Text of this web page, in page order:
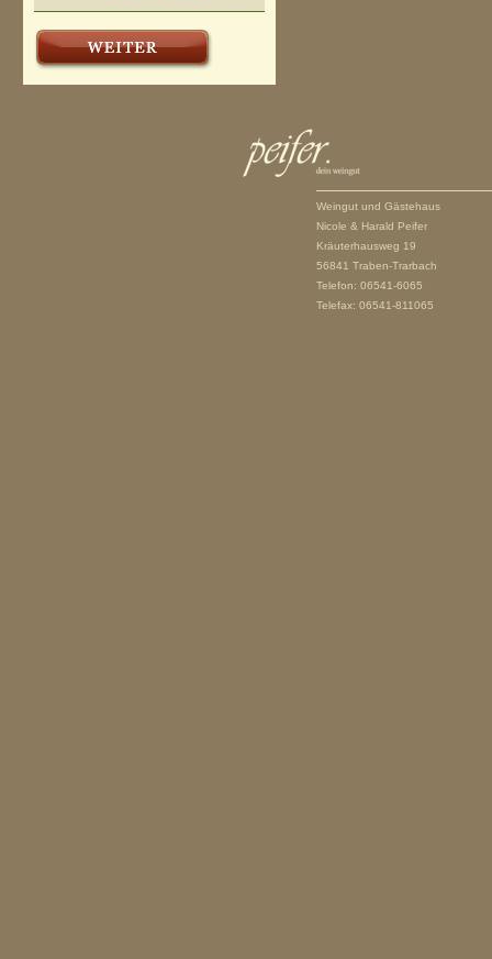
Weingut und Gästehaus
Nicole & Harald Peifer
Kräuterhausweg 19
56841 Traben-Trarbach
Telefon: 06541-6065
Telefax: 06541-811065